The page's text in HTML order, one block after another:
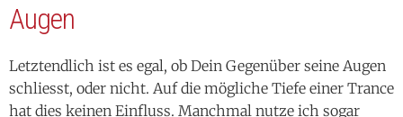
Augen
Letztendlich ist es egal, ob Dein Gegenüber seine Augen
schliesst, oder nicht. Auf die mögliche Tiefe einer Trance
hat dies keinen Einfluss. Manchmal nutze ich sogar